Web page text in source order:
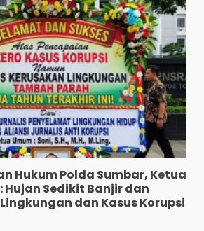
Hukum Polda Sumbar, Ketua
Sedikit Banjir dan
dan Kasus Korupsi